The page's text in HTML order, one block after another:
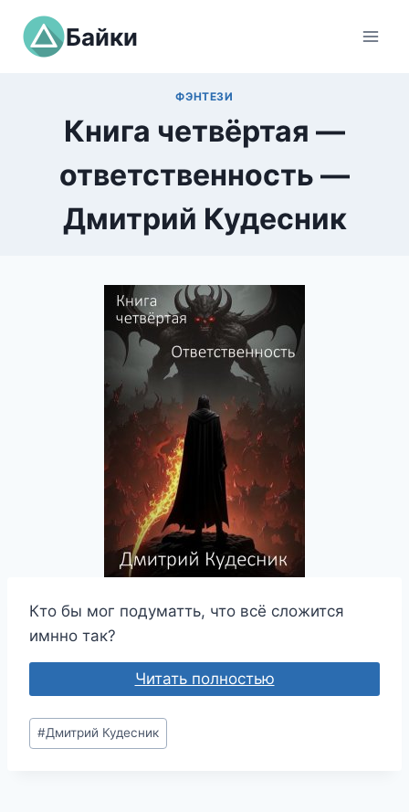
Перейти
содержимому
Байки
ФЭНТЕЗИ
Книга четвёртая —
ответственность —
Дмитрий Кудесник
Кто бы мог подуматть, что всё сложится
имнно так?
Читать полностью
Метки
записи:
#Дмитрий Кудесник